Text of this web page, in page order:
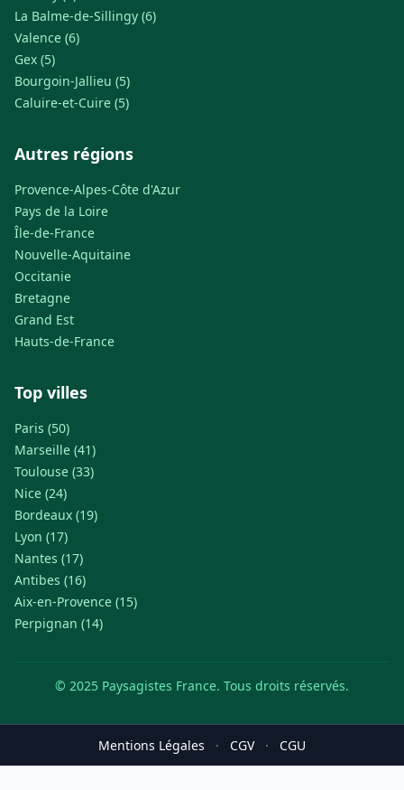
La Balme-de-Sillingy (6)
Valence (6)
Gex (5)
Bourgoin-Jallieu (5)
Caluire-et-Cuire (5)
Autres régions
Provence-Alpes-Côte d'Azur
Pays de la Loire
Île-de-France
Nouvelle-Aquitaine
Occitanie
Bretagne
Grand Est
Hauts-de-France
Top villes
Paris (50)
Marseille (41)
Toulouse (33)
Nice (24)
Bordeaux (19)
Lyon (17)
Nantes (17)
Antibes (16)
Aix-en-Provence (15)
Perpignan (14)
© 2025 Paysagistes France. Tous droits réservés.
Mentions Légales · CGV · CGU